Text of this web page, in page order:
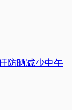
防晒减少中午